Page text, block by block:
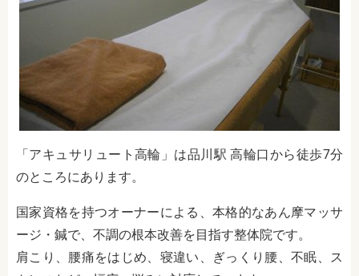
「アキュサリュート高輪」は品川駅 高輪口から徒歩7分
のところにあります。
国家資格を持つオーナーによる、本格的なあん摩マッサ
ージ・鍼で、不調の根本改善を目指す整体院です。
肩こり、腰痛をはじめ、寝違い、ぎっくり腰、不眠、ス